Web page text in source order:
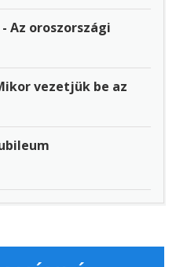
- Az oroszországi
vezetjük be az